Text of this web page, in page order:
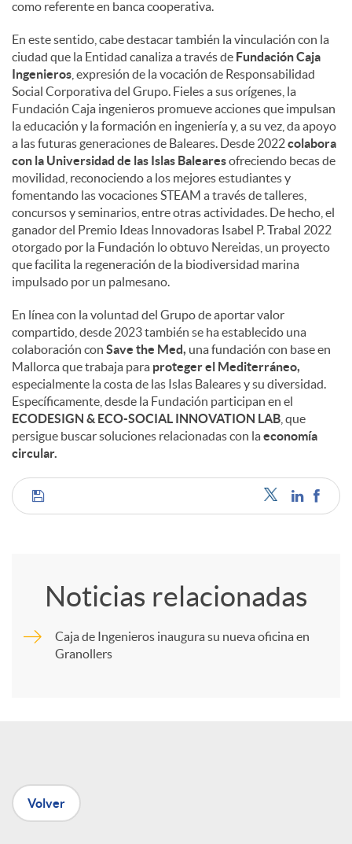
como referente en banca cooperativa.
En este sentido, cabe destacar también la vinculación con la
ciudad que la Entidad canaliza a través de Fundación Caja
Ingenieros , expresión de la vocación de Responsabilidad
Social Corporativa del Grupo. Fieles a sus orígenes, la
Fundación Caja ingenieros promueve acciones que impulsan
la educación y la formación en ingeniería y, a su vez, da apoyo
a las futuras generaciones de Baleares. Desde 2022colabora
con la Universidad de las Islas Balearesofreciendo becas de
movilidad, reconociendo a los mejores estudiantes y
fomentando las vocaciones STEAM a través de talleres,
concursos y seminarios, entre otras actividades. De hecho, el
ganador del Premio Ideas Innovadoras Isabel P. Trabal 2022
otorgado por la Fundación lo obtuvo Nereidas, un proyecto
que facilita la regeneración de la biodiversidad marina
impulsado por un palmesano.
En línea con la voluntad del Grupo de aportar valor
compartido, desde 2023 también se ha establecido una
colaboración con Save the Med, una fundación con base en
Mallorca que trabaja para proteger el Mediterráneo,
especialmente la costa de las Islas Baleares y su diversidad.
Específicamente, desde la Fundación participan en el
ECODESIGN & ECO-SOCIAL INNOVATION LAB , que
persigue buscar soluciones relacionadas con laeconomía
circular.
C
m
t
Noticias relacionadas
Caja de Ingenieros inaugura su nueva oficina en
Granollers
Volver